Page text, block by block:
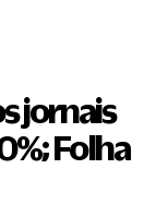
jornais
Folha